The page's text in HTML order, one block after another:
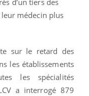
d’un tiers des
médecin plus
sur le retard des
les établissements
les spécialités
a interrogé 879